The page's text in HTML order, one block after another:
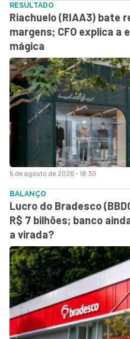
5 de agosto de 2026 - 18:30
RESULTADO
Riachuelo (RIAA3) bate
margens; CFO explica
mágica
BALANÇO
Lucro do Bradesco
R$ 7 bilhões; banco
a virada?